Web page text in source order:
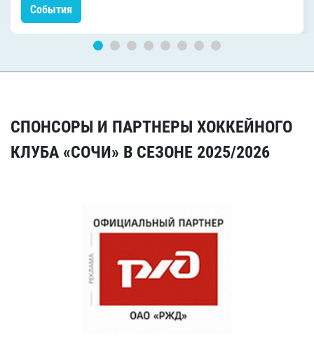
События
СПОНСОРЫ И ПАРТНЕРЫ ХОККЕЙНОГО
КЛУБА «СОЧИ» В СЕЗОНЕ 2025/2026